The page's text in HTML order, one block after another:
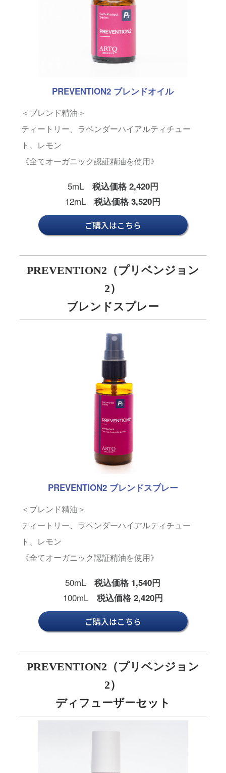
PREVENTION2 ブレンドオイル
＜ブレンド精油＞
ティートリー、ラベンダーハイアルティチュー
ト、レモン
《全てオーガニック認証精油を使用》
5mL 税込価格 2,420円
12mL税込価格 3,520円
ご購入はこちら
PREVENTION2（プリベンジョン
2）
ブレンドスプレー
PREVENTION2 ブレンドスプレー
＜ブレンド精油＞
ティートリー、ラベンダーハイアルティチュー
ト、レモン
《全てオーガニック認証精油を使用》
50mL税込価格 1,540円
100mL 税込価格 2,420円
ご購入はこちら
PREVENTION2（プリベンジョン
2）
ディフューザーセット